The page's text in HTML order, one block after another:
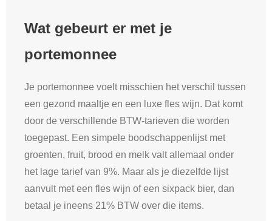
Wat gebeurt er met je
portemonnee
Je portemonnee voelt misschien het verschil tussen
een gezond maaltje en een luxe fles wijn. Dat komt
door de verschillende BTW-tarieven die worden
toegepast. Een simpele boodschappenlijst met
groenten, fruit, brood en melk valt allemaal onder
het lage tarief van 9%. Maar als je diezelfde lijst
aanvult met een fles wijn of een sixpack bier, dan
betaal je ineens 21% BTW over die items.